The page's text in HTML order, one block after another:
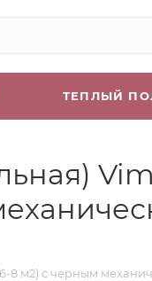
ТЕПЛЫЙ
8 м2) с черным